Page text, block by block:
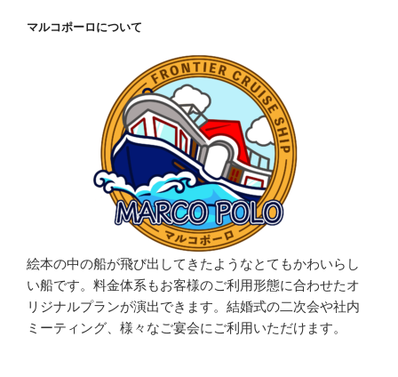
マルコポーロについて
絵本の中の船が飛び出してきたようなとてもかわいらし
い船です。料金体系もお客様のご利用形態に合わせたオ
リジナルプランが演出できます。結婚式の二次会や社内
ミーティング、様々なご宴会にご利用いただけます。